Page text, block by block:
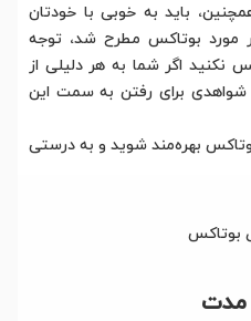
باید به خوبی با خودتان
مورد بوتاکس مطرح شد، توجه
نکنید اگر شما به هر دلیلی از
شواهدی برای رفتن به سمت این
بهره‌مند شوید و به درستی
مدت